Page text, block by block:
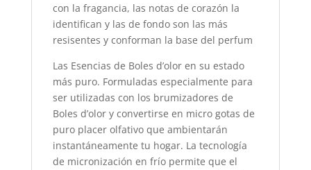
con la fragancia, las notas de corazón la
identifican y las de fondo son las más
resisentes y conforman la base del perfum
Las Esencias de Boles d’olor en su estado
más puro. Formuladas especialmente para
ser utilizadas con los brumizadores de
Boles d’olor y convertirse en micro gotas de
puro placer olfativo que ambientarán
instantáneamente tu hogar. La tecnología
de micronización en frío permite que el